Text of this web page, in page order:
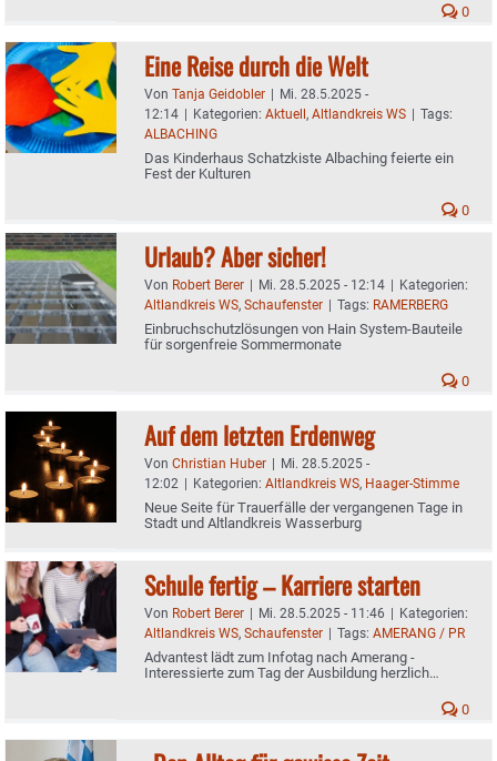
0
Eine Reise durch die Welt
Von Tanja Geidobler | Mi. 28.5.2025 -
12:14 | Kategorien: Aktuell, Altlandkreis WS | Tags:
ALBACHING
Das Kinderhaus Schatzkiste Albaching feierte ein
Fest der Kulturen
0
Urlaub? Aber sicher!
Von Robert Berer | Mi. 28.5.2025 - 12:14 | Kategorien:
Altlandkreis WS, Schaufenster | Tags: RAMERBERG
Einbruchschutzlösungen von Hain System-Bauteile
für sorgenfreie Sommermonate
0
Auf dem letzten Erdenweg
Von Christian Huber | Mi. 28.5.2025 -
12:02 | Kategorien: Altlandkreis WS, Haager-Stimme
Neue Seite für Trauerfälle der vergangenen Tage in
Stadt und Altlandkreis Wasserburg
Schule fertig – Karriere starten
Von Robert Berer | Mi. 28.5.2025 - 11:46 | Kategorien:
Altlandkreis WS, Schaufenster | Tags: AMERANG / PR
Advantest lädt zum Infotag nach Amerang -
Interessierte zum Tag der Ausbildung herzlich
0